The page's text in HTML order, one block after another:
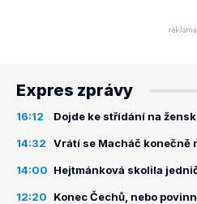
Expres zprávy
16:12 Dojde ke střídání na
14:32 Vrátí se Macháč konečně
14:00 Hejtmánková skolila
12:20 Konec Čechů, nebo